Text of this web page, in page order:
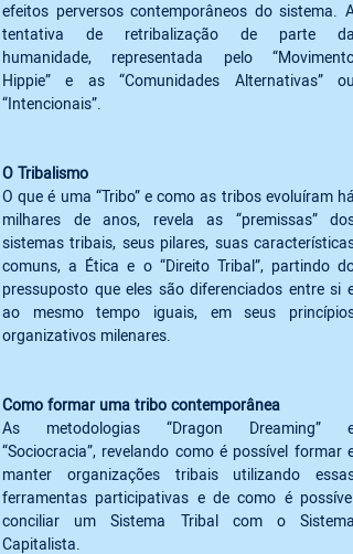
efeitos perversos contemporâneos do sistema. A
tentativa de retribalização de parte da
humanidade, representada pelo “Movimento
Hippie” e as “Comunidades Alternativas” ou
“Intencionais”.
O que é uma “Tribo” e como as tribos evoluíram há
milhares de anos, revela as “premissas” dos
sistemas tribais, seus pilares, suas características
comuns, a Ética e o “Direito Tribal”, partindo do
pressuposto que eles são diferenciados entre si e
ao mesmo tempo iguais, em seus princípios
organizativos milenares.
As metodologias “Dragon Dreaming” e
“Sociocracia”, revelando como é possível formar e
manter organizações tribais utilizando essas
ferramentas participativas e de como é possível
conciliar um Sistema Tribal com o Sistema
Capitalista.